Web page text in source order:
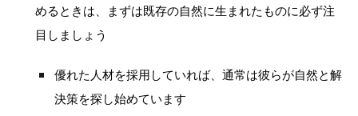
めるときは、まずは既存の自然に生まれたものに必ず注
目しましょう
優れた人材を採用していれば、通常は彼らが自然と解
決策を探し始めています